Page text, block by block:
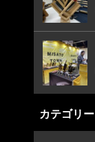
カテゴリー